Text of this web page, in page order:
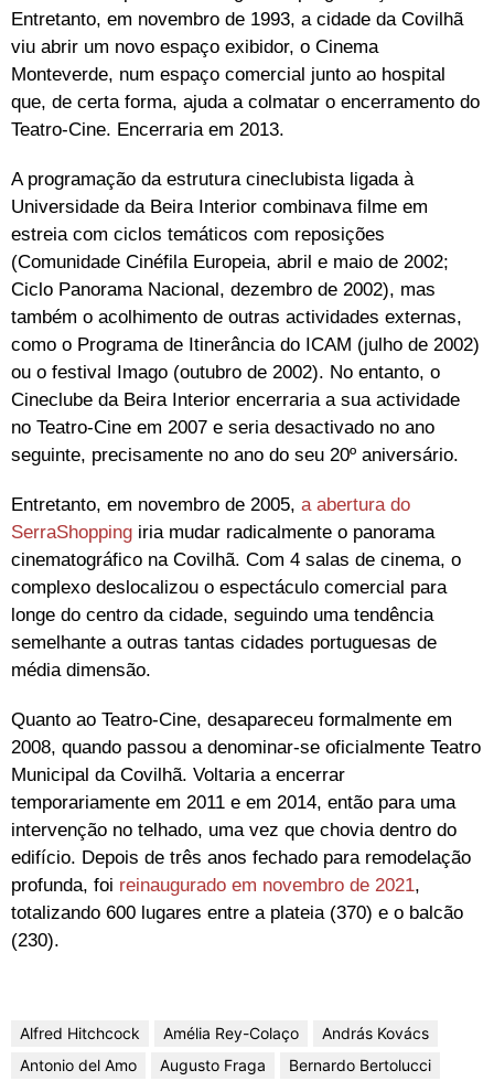
Entretanto, em novembro de 1993, a cidade da Covilhã
viu abrir um novo espaço exibidor, o Cinema
Monteverde, num espaço comercial junto ao hospital
que, de certa forma, ajuda a colmatar o encerramento do
Teatro-Cine. Encerraria em 2013.
A programação da estrutura cineclubista ligada à
Universidade da Beira Interior combinava filme em
estreia com ciclos temáticos com reposições
(Comunidade Cinéfila Europeia, abril e maio de 2002;
Ciclo Panorama Nacional, dezembro de 2002), mas
também o acolhimento de outras actividades externas,
como o Programa de Itinerância do ICAM (julho de 2002)
ou o festival Imago (outubro de 2002). No entanto, o
Cineclube da Beira Interior encerraria a sua actividade
no Teatro-Cine em 2007 e seria desactivado no ano
seguinte, precisamente no ano do seu 20º aniversário.
Entretanto, em novembro de 2005, a abertura do
SerraShopping iria mudar radicalmente o panorama
cinematográfico na Covilhã. Com 4 salas de cinema, o
complexo deslocalizou o espectáculo comercial para
longe do centro da cidade, seguindo uma tendência
semelhante a outras tantas cidades portuguesas de
média dimensão.
Quanto ao Teatro-Cine, desapareceu formalmente em
2008, quando passou a denominar-se oficialmente Teatro
Municipal da Covilhã. Voltaria a encerrar
temporariamente em 2011 e em 2014, então para uma
intervenção no telhado, uma vez que chovia dentro do
edifício. Depois de três anos fechado para remodelação
profunda, foi reinaugurado em novembro de 2021,
totalizando 600 lugares entre a plateia (370) e o balcão
(230).
Alfred Hitchcock Amélia Rey-Colaço
András Kovács
Antonio del Amo
Augusto Fraga
Bernardo Bertolucci